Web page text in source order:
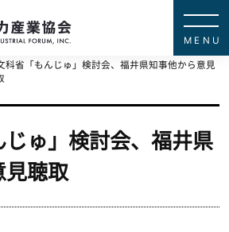
科省「もんじゅ」検討会、福井県知事他から意見
ゅ」検討会、福井県
見聴取